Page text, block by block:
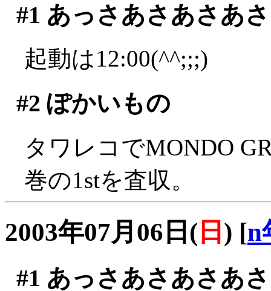
#1 あっさあさあさあ
起動は12:00(^^;;;)
#2 ぽかいもの
タワレコでMONDO
巻の1stを査収。
2003年07月06日( 日 ) [n
#1 あっさあさあさあ